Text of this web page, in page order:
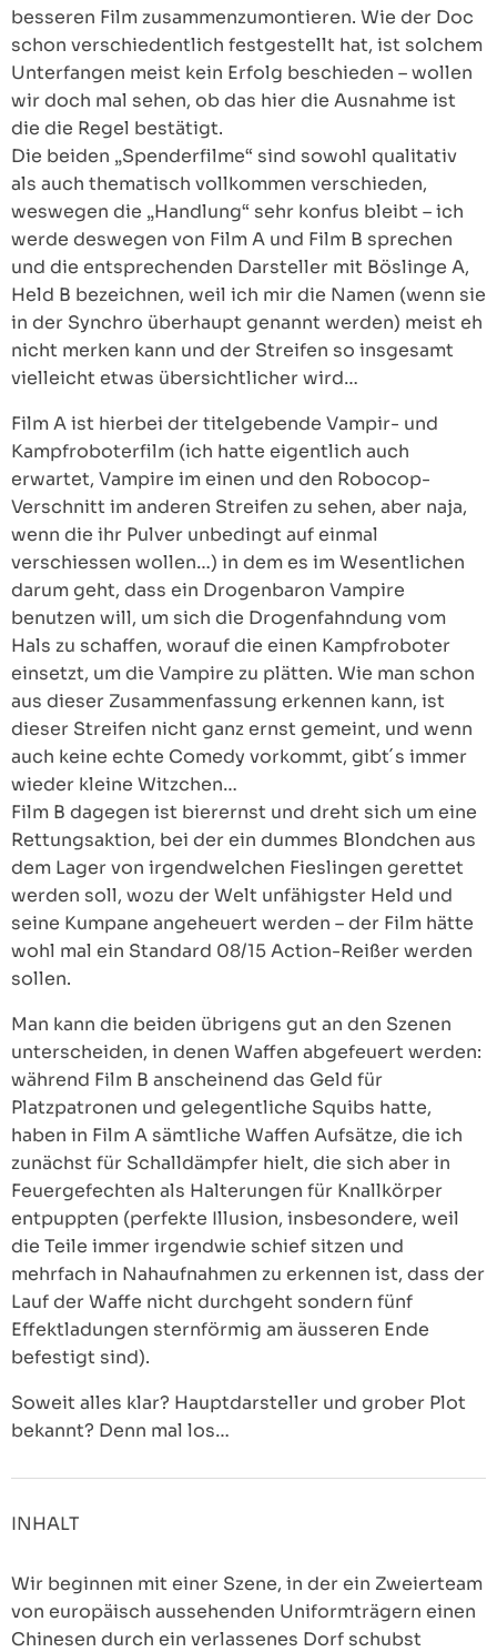
besseren Film zusammenzumontieren. Wie der Doc
schon verschiedentlich festgestellt hat, ist solchem
Unterfangen meist kein Erfolg beschieden – wollen
wir doch mal sehen, ob das hier die Ausnahme ist
die die Regel bestätigt.
Die beiden „Spenderfilme“ sind sowohl qualitativ
als auch thematisch vollkommen verschieden,
weswegen die „Handlung“ sehr konfus bleibt – ich
werde deswegen von Film A und Film B sprechen
und die entsprechenden Darsteller mit Böslinge A,
Held B bezeichnen, weil ich mir die Namen (wenn sie
in der Synchro überhaupt genannt werden) meist eh
nicht merken kann und der Streifen so insgesamt
vielleicht etwas übersichtlicher wird…
Film A ist hierbei der titelgebende Vampir- und
Kampfroboterfilm (ich hatte eigentlich auch
erwartet, Vampire im einen und den Robocop-
Verschnitt im anderen Streifen zu sehen, aber naja,
wenn die ihr Pulver unbedingt auf einmal
verschiessen wollen…) in dem es im Wesentlichen
darum geht, dass ein Drogenbaron Vampire
benutzen will, um sich die Drogenfahndung vom
Hals zu schaffen, worauf die einen Kampfroboter
einsetzt, um die Vampire zu plätten. Wie man schon
aus dieser Zusammenfassung erkennen kann, ist
dieser Streifen nicht ganz ernst gemeint, und wenn
auch keine echte Comedy vorkommt, gibt´s immer
wieder kleine Witzchen…
Film B dagegen ist bierernst und dreht sich um eine
Rettungsaktion, bei der ein dummes Blondchen aus
dem Lager von irgendwelchen Fieslingen gerettet
werden soll, wozu der Welt unfähigster Held und
seine Kumpane angeheuert werden – der Film hätte
wohl mal ein Standard 08/15 Action-Reißer werden
sollen.
Man kann die beiden übrigens gut an den Szenen
unterscheiden, in denen Waffen abgefeuert werden:
während Film B anscheinend das Geld für
Platzpatronen und gelegentliche Squibs hatte,
haben in Film A sämtliche Waffen Aufsätze, die ich
zunächst für Schalldämpfer hielt, die sich aber in
Feuergefechten als Halterungen für Knallkörper
entpuppten (perfekte Illusion, insbesondere, weil
die Teile immer irgendwie schief sitzen und
mehrfach in Nahaufnahmen zu erkennen ist, dass der
Lauf der Waffe nicht durchgeht sondern fünf
Effektladungen sternförmig am äusseren Ende
befestigt sind).
Soweit alles klar? Hauptdarsteller und grober Plot
bekannt? Denn mal los…
INHALT
Wir beginnen mit einer Szene, in der ein Zweierteam
von europäisch aussehenden Uniformträgern einen
Chinesen durch ein verlassenes Dorf schubst